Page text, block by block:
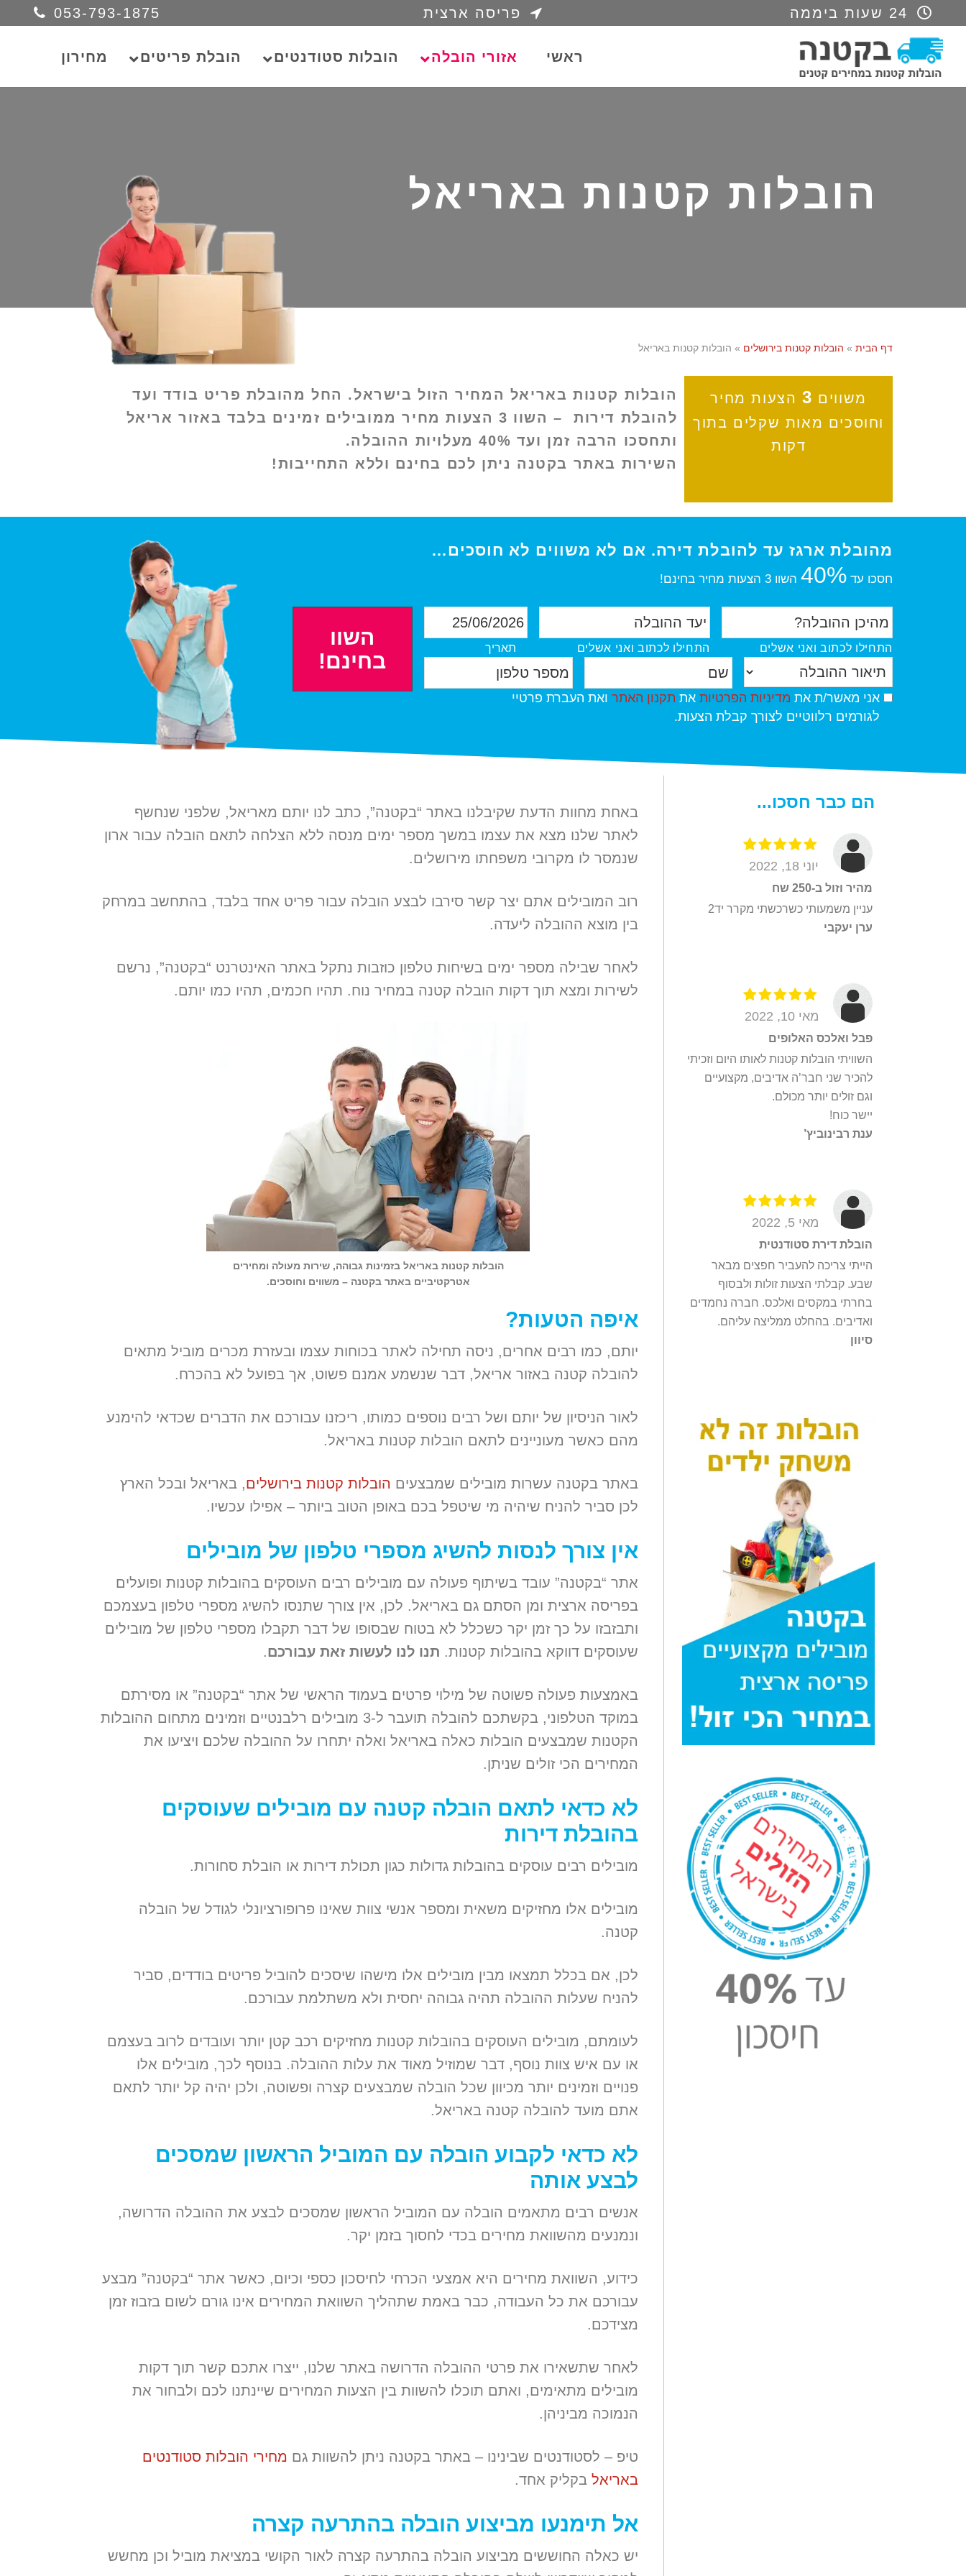
פריסה ארצית
053-793-1875
Skip
main
Skip
footer
ראשי אזורי הובלה הובלות סטודנטים הובלת פריטים מחירון
הובלות קטנות באריאל
דף הבית » הובלות קטנות בירושלים » הובלות קטנות באריאל
משווים 3הצעות מחיר
וחוסכים מאות שקלים בתוך
דקות
הובלות קטנות באריאל המחיר הזול בישראל. החל מהובלת פריט בודד ועד
להובלת דירות – השוו 3 הצעות מחיר ממובילים זמינים בלבד באזור אריאל
ותחסכו הרבה זמן ועד 40% מעלויות ההובלה.
השירות באתר בקטנה ניתן לכם בחינם וללא התחייבות!
מהובלת ארגז עד להובלת דירה. אם לא משווים לא חוסכים…
חסכו עד 40% השוו 3 הצעות מחיר בחינם!
מ
ה
י
כ
ן
התחילו לכתוב ואני אשלים
ע
ד
ה
ה
ו
ה
התחילו לכתוב ואני אשלים
ת
א
ר
י
ך
תאריך
ש
ם
*
ט
ל
פ
*
ה
ה
אני מאשר/ת את מדיניות הפרטיות את תקנון האתר ואת העברת פרטיי
לגורמים רלווטיים לצורך קבלת הצעות.
הם כבר חסכו...
יוני 18, 2022
מהיר וזול ב-250 שח
עניין משמעותי כשרכשתי מקרר יד2
ערן יעקבי
מאי 10, 2022
פבל ואלכס האלופים
השוויתי הובלות קטנות לאותו היום וזכיתי
להכיר שני חבר’ה אדיבים, מקצועיים
וגם זולים יותר מכולם.
יישר כוח!
ענת רבינוביץ’
מאי 5, 2022
הובלת דירת סטודנטית
הייתי צריכה להעביר חפצים מבאר
שבע. קבלתי הצעות זולות ולבסוף
בחרתי במקסים ואלכס. חברה נחמדים
ואדיבים. בהחלט ממליצה עליהם.
סיוון
באחת מחוות הדעת שקיבלנו באתר “בקטנה”, כתב לנו יותם מאריאל, שלפני שנחשף
לאתר שלנו מצא את עצמו במשך מספר ימים מנסה ללא הצלחה לתאם הובלה עבור ארון
שנמסר לו מקרובי משפחתו מירושלים.
רוב המובילים אתם יצר קשר סירבו לבצע הובלה עבור פריט אחד בלבד, בהתחשב במרחק
בין מוצא ההובלה ליעדה.
לאחר שבילה מספר ימים בשיחות טלפון כוזבות נתקל באתר האינטרנט “בקטנה”, נרשם
לשירות ומצא תוך דקות הובלה קטנה במחיר נוח. תהיו חכמים, תהיו כמו יותם.
הובלות קטנות באריאל בזמינות גבוהה, שירות מעולה ומחירים
אטרקטיביים באתר בקטנה – משווים וחוסכים.
איפה הטעות?
יותם, כמו רבים אחרים, ניסה תחילה לאתר בכוחות עצמו ובעזרת מכרים מוביל מתאים
להובלה קטנה באזור אריאל, דבר שנשמע אמנם פשוט, אך בפועל לא בהכרח.
לאור הניסיון של יותם ושל רבים נוספים כמותו, ריכזנו עבורכם את הדברים שכדאי להימנע
מהם כאשר מעוניינים לתאם הובלות קטנות באריאל.
באתר בקטנה עשרות מובילים שמבצעים הובלות קטנות בירושלים, באריאל ובכל הארץ
לכן סביר להניח שיהיה מי שיטפל בכם באופן הטוב ביותר – אפילו עכשיו.
אין צורך לנסות להשיג מספרי טלפון של מובילים
אתר “בקטנה” עובד בשיתוף פעולה עם מובילים רבים העוסקים בהובלות קטנות ופועלים
בפריסה ארצית ומן הסתם גם באריאל. לכן, אין צורך שתנסו להשיג מספרי טלפון בעצמכם
ותבזבזו על כך זמן יקר כשכלל לא בטוח שבסופו של דבר תקבלו מספרי טלפון של מובילים
שעוסקים דווקא בהובלות קטנות. תנו לנו לעשות זאת עבורכם.
באמצעות פעולה פשוטה של מילוי פרטים בעמוד הראשי של אתר “בקטנה” או מסירתם
במוקד הטלפוני, בקשתכם להובלה תועבר ל-3 מובילים רלבנטיים וזמינים מתחום ההובלות
הקטנות שמבצעים הובלות כאלה באריאל ואלה יתחרו על ההובלה שלכם ויציעו את
המחירים הכי זולים שניתן.
לא כדאי לתאם הובלה קטנה עם מובילים שעוסקים
בהובלת דירות
מובילים רבים עוסקים בהובלות גדולות כגון תכולת דירות או הובלת סחורות.
מובילים אלו מחזיקים משאית ומספר אנשי צוות שאינו פרופורציונלי לגודל של הובלה
קטנה.
לכן, אם בכלל תמצאו מבין מובילים אלו מישהו שיסכים להוביל פריטים בודדים, סביר
להניח שעלות ההובלה תהיה גבוהה יחסית ולא משתלמת עבורכם.
לעומתם, מובילים העוסקים בהובלות קטנות מחזיקים רכב קטן יותר ועובדים לרוב בעצמם
או עם איש צוות נוסף, דבר שמוזיל מאוד את עלות ההובלה. בנוסף לכך, מובילים אלו
פנויים וזמינים יותר מכיוון שכל הובלה שמבצעים קצרה ופשוטה, ולכן יהיה קל יותר לתאם
אתם מועד להובלה קטנה באריאל.
לא כדאי לקבוע הובלה עם המוביל הראשון שמסכים
לבצע אותה
אנשים רבים מתאמים הובלה עם המוביל הראשון שמסכים לבצע את ההובלה הדרושה,
ונמנעים מהשוואת מחירים בכדי לחסוך בזמן יקר.
כידוע, השוואת מחירים היא אמצעי הכרחי לחיסכון כספי וכיום, כאשר אתר “בקטנה” מבצע
עבורכם את כל העבודה, כבר באמת שתהליך השוואת המחירים אינו גורם לשום בזבוז זמן
מצידכם.
לאחר שתשאירו את פרטי ההובלה הדרושה באתר שלנו, ייצרו אתכם קשר תוך דקות
מובילים מתאימים, ואתם תוכלו להשוות בין הצעות המחירים שיינתנו לכם ולבחור את
הנמוכה מביניהן.
טיפ – לסטודנטים שבינינו – באתר בקטנה ניתן להשוות גם מחירי הובלות סטודנטים
באריאל בקליק אחד.
אל תימנעו מביצוע הובלה בהתרעה קצרה
יש כאלה החוששים מביצוע הובלה בהתרעה קצרה לאור הקושי במציאת מוביל וכן מחשש